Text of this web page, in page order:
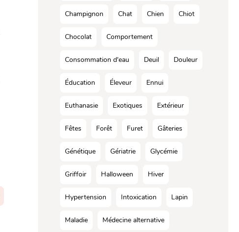
Champignon Chat Chien Chiot
Chocolat Comportement
Consommation d'eau Deuil Douleur
Éducation Éleveur Ennui
Euthanasie Exotiques Extérieur
Fêtes Forêt Furet Gâteries
Génétique Gériatrie Glycémie
Griffoir Halloween Hiver
Hypertension Intoxication Lapin
Maladie Médecine alternative